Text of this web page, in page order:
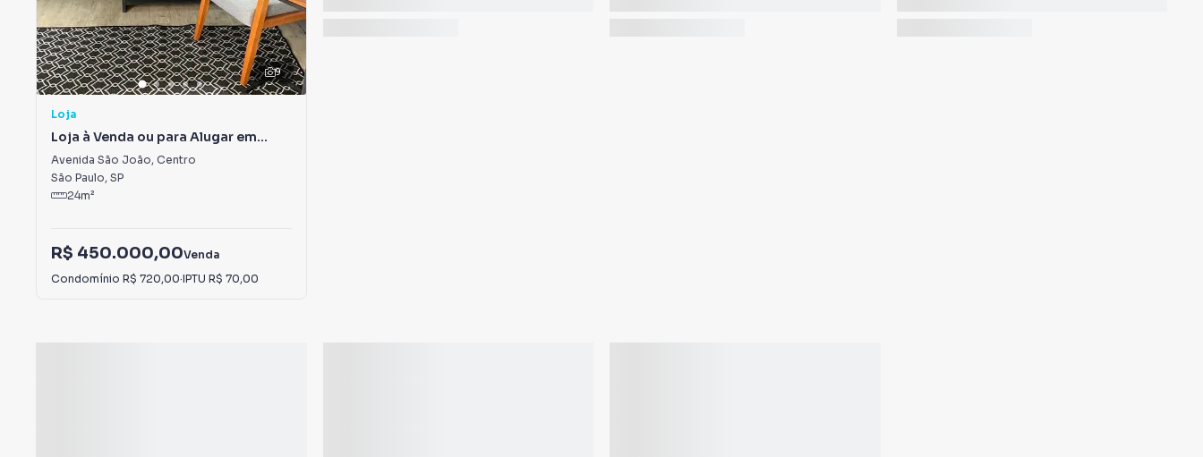
9
Loja
Loja à Venda ou para Alugar em
Centro
Avenida São João, Centro
São Paulo, SP
24m²
R$ 450.000,00Venda
Condomínio R$ 720,00·IPTU R$ 70,00